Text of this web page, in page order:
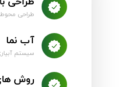
طراحی
آب نما
سیستم
روش